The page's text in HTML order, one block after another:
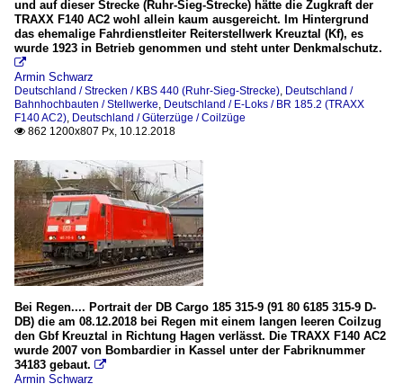
und auf dieser Strecke (Ruhr-Sieg-Strecke) hätte die Zugkraft der
TRAXX F140 AC2 wohl allein kaum ausgereicht. Im Hintergrund
das ehemalige Fahrdienstleiter Reiterstellwerk Kreuztal (Kf), es
wurde 1923 in Betrieb genommen und steht unter Denkmalschutz.

Armin Schwarz
Deutschland / Strecken / KBS 440 (Ruhr-Sieg-Strecke), Deutschland /
Bahnhochbauten / Stellwerke, Deutschland / E-Loks / BR 185.2 (TRAXX
F140 AC2), Deutschland / Güterzüge / Coilzüge
 862 1200x807 Px, 10.12.2018
Bei Regen.... Portrait der DB Cargo 185 315-9 (91 80 6185 315-9 D-
DB) die am 08.12.2018 bei Regen mit einem langen leeren Coilzug
den Gbf Kreuztal in Richtung Hagen verlässt. Die TRAXX F140 AC2
wurde 2007 von Bombardier in Kassel unter der Fabriknummer
34183 gebaut. 
Armin Schwarz